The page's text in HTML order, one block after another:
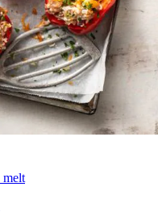
melt